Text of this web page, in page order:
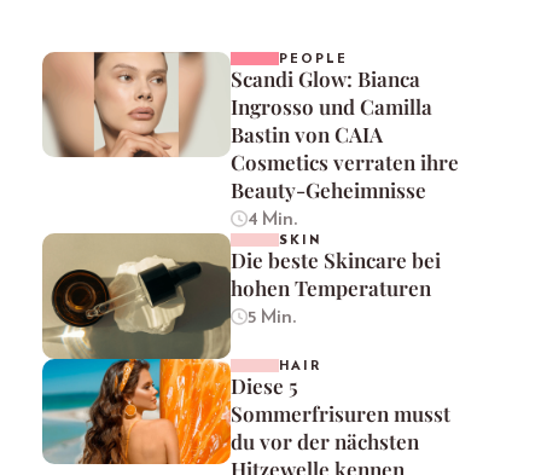
PEOPLE
Scandi Glow: Bianca
Ingrosso und Camilla
Bastin von CAIA
Cosmetics verraten ihre
Beauty-Geheimnisse
4 Min.
SKIN
Die beste Skincare bei
hohen Temperaturen
5 Min.
HAIR
Diese 5
Sommerfrisuren musst
du vor der nächsten
Hitzewelle kennen